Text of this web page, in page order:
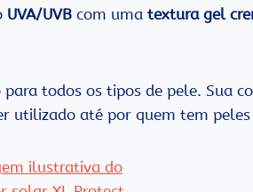
UVA/UVB com uma textura gel
todos os tipos de pele. Sua
utilizado até por quem tem peles